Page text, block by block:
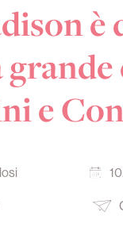
è
grande
e